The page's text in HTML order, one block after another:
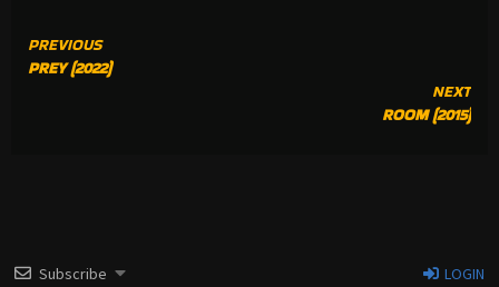
CONTINUE
READING
PREVIOUS
PREY (2022)
NEXT
ROOM (2015)
Subscribe LOGIN